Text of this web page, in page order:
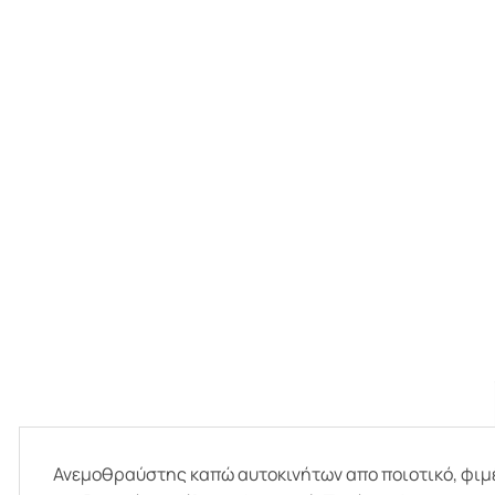
Ανεμοθραύστης καπώ αυτοκινήτων απο ποιοτικό,